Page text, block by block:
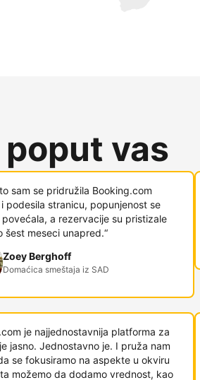
vas
sam se pridružila Booking.com
podesila stranicu, popunjenost se
povećala, a rezervacije su pristizale
šest meseci unapred.“
Zoey Berghoff
Domaćica smeštaja iz SAD
je najjednostavnija platforma za
jasno. Jednostavno je. I pruža nam
se fokusiramo na aspekte u okviru
možemo da dodamo vrednost, kao